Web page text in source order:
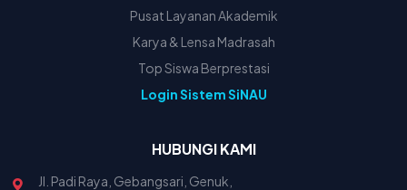
Pusat Layanan Akademik
Karya & Lensa Madrasah
Top Siswa Berprestasi
Login Sistem SiNAU
HUBUNGI KAMI
Jl. Padi Raya, Gebangsari, Genuk,